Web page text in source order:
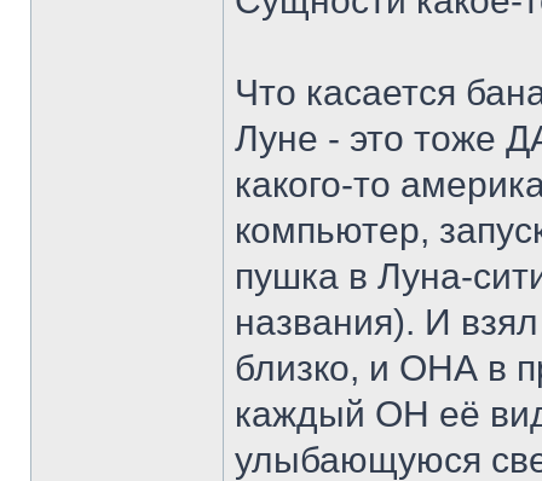
Что касается
Луне - это тоже
какого-то
компьютер,
пушка в Луна-
названия). И
близко, и ОНА в
каждый ОН её
улыбающуюся